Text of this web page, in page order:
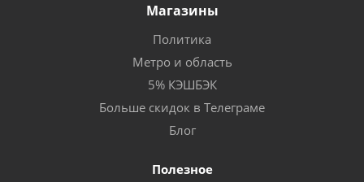
Магазины
Политика
Метро и область
5% КЭШБЭК
Больше скидок в Телеграме
Блог
Полезное